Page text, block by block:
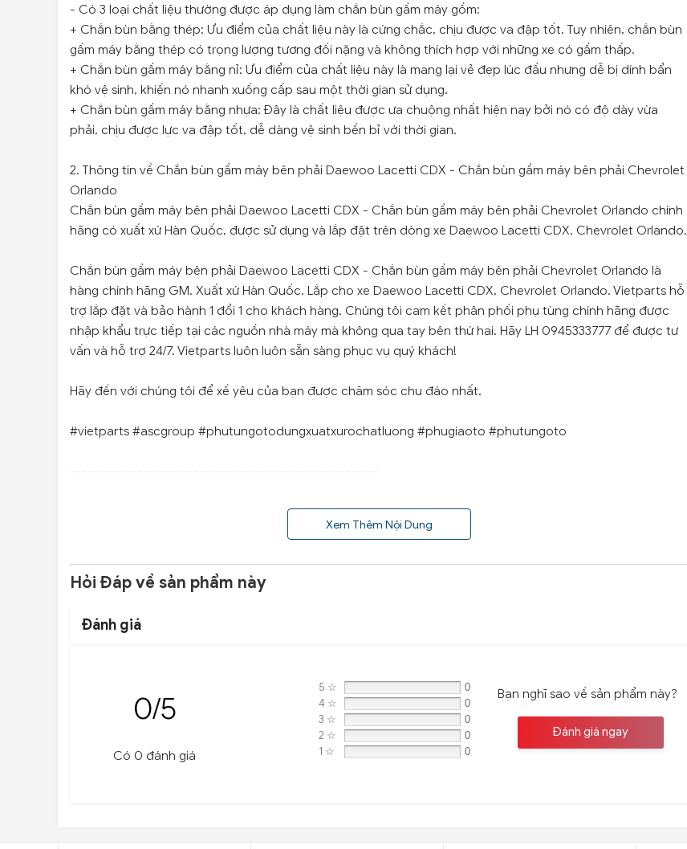
- Có 3 loại chất liệu thường được áp dụng làm chắn bùn gầm máy gồm:
+ Chắn bùn bằng thép: Ưu điểm của chất liệu này là cứng chắc, chịu được va đập tốt. Tuy nhiên, chắn bùn
gầm máy bằng thép có trọng lượng tương đối nặng và không thích hợp với những xe có gầm thấp.
+ Chắn bùn gầm máy bằng nỉ: Ưu điểm của chất liệu này là mang lại vẻ đẹp lúc đầu nhưng dễ bị dính bẩn
khó vệ sinh, khiến nó nhanh xuống cấp sau một thời gian sử dụng.
+ Chắn bùn gầm máy bằng nhựa: Đây là chất liệu được ưa chuộng nhất hiện nay bởi nó có độ dày vừa
phải, chịu được lực va đập tốt, dễ dàng vệ sinh bền bỉ với thời gian.
2. Thông tin về Chắn bùn gầm máy bên phải Daewoo Lacetti CDX - Chắn bùn gầm máy bên phải Chevrolet
Orlando
Chắn bùn gầm máy bên phải Daewoo Lacetti CDX - Chắn bùn gầm máy bên phải Chevrolet Orlando chính
hãng có xuất xứ Hàn Quốc, được sử dụng và lắp đặt trên dòng xe Daewoo Lacetti CDX, Chevrolet Orlando.
Chắn bùn gầm máy bên phải Daewoo Lacetti CDX - Chắn bùn gầm máy bên phải Chevrolet Orlando là
hàng chính hãng GM. Xuất xứ Hàn Quốc. Lắp cho xe Daewoo Lacetti CDX, Chevrolet Orlando. Vietparts hỗ
trợ lắp đặt và bảo hành 1 đổi 1 cho khách hàng. Chúng tôi cam kết phân phối phụ tùng chính hãng được
nhập khẩu trực tiếp tại các nguồn nhà máy mà không qua tay bên thứ hai. Hãy LH 0945333777 để được tư
vấn và hỗ trợ 24/7. Vietparts luôn luôn sẵn sàng phục vụ quý khách!
Hãy đến với chúng tôi để xế yêu của bạn được chăm sóc chu đáo nhất.
#vietparts #ascgroup #phutungotodungxuatxurochatluong #phugiaoto #phutungoto
VIETPARTS - Thương hiệu 20 năm về cung cấp phụ tùng, phụ kiện và phụ gia xe hơi.
Hotline: 0945 333 777
Xem Thêm Nội Dung
Hỏi Đáp về sản phẩm này
Đánh giá
0/5
Có 0 đánh giá
5 ☆ 0
4 ☆ 0
3 ☆ 0
2 ☆ 0
1 ☆ 0
Bạn nghĩ sao về sản phẩm này?
Đánh giá ngay